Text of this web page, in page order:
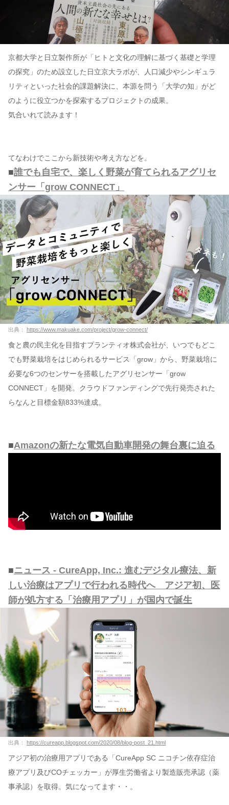
京都大学と日立製作所が「ヒトと文化の理解に基づく基礎と学理
の探究」のため設立した日立京大ラボが、人口減少やシンギュラ
リティといった社会的課題解決に、本源を問う「大学の知」がど
のように役立つかを探索するプロジェクトの成果。
気合いれて読みます！
てなわけでここから新技術や考え方などを。
■誰でも自宅で、楽しく野菜が育てられるアグリセ
ンサー「grow CONNECT」
出典： https://www.makuake.com/project/grow-connect/
食と農の民主化を目指すプランティオ株式会社が、いつでもどこ
でも野菜栽培をはじめられるサービス「grow」から、野菜栽培に
必要な6つのセンサーを搭載したアグリセンサー「grow
CONNECT」を開発。クラウドファンディングで先行発売された
らなんと目標金額833%達成。
■Amazonの新たな電気自動車開発の舞台裏に迫る
■ニュース - CureApp, Inc.: 進むデジタル療法、新
しい治療はアプリで行われる時代へ アジア初、医
師が処方する「治療用アプリ」が国内で誕生
出典： https://cureapp.blogspot.com/2020/08/blog-post_21.html
アジア初の治療用アプリである「CureApp SC ニコチン依存症治
療アプリ及びCOチェッカー」が厚生労働省より製造販売承認（薬
事承認）を取得。気になってます・・。